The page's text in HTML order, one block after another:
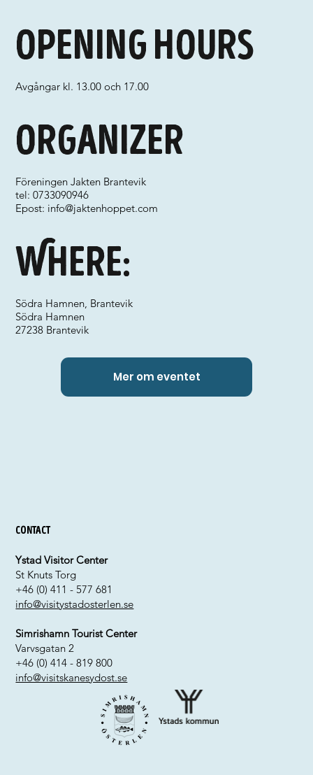
Where:
Organizer
Föreningen Jakten Brantevik
tel: 0733090946
Epost: info@jaktenhoppet.com
Södra Hamnen, Brantevik
Södra Hamnen
27238 Brantevik
Opening hours
Avgångar kl. 13.00 och 17.00
Mer om eventet
Contact
Ystad Visitor Center
St Knuts Torg
+46 (0) 411 - 577 681
info@visitystadosterlen.se
Simrishamn Tourist Center
Varvsgatan 2
+46 (0) 414 - 819 800
info@visitskanesydost.se